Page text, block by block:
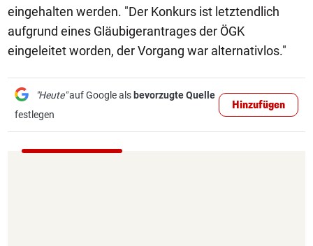
eingehalten werden. "Der Konkurs ist letztendlich
aufgrund eines Gläubigerantrages der ÖGK
eingeleitet worden, der Vorgang war alternativlos."
"Heute"auf Google als bevorzugte Quelle
festlegen
Hinzufügen